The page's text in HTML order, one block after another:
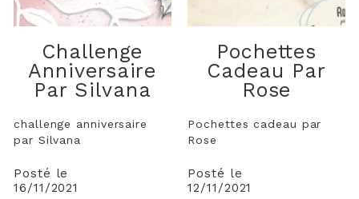
Challenge
Anniversaire
Par Silvana
challenge anniversaire
par Silvana
Posté le
16/11/2021
Pochettes
Cadeau Par
Rose
Pochettes cadeau par
Rose
Posté le
12/11/2021